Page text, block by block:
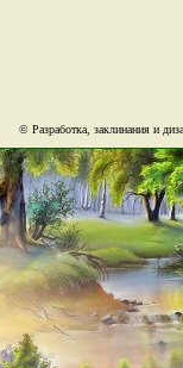
© Разработка, заклинания и